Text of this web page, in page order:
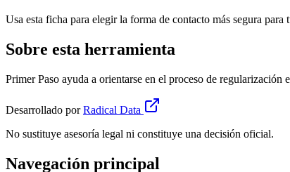
Usa esta ficha para elegir la forma de contacto más segura para
Sobre esta herramienta
Primer Paso ayuda a orientarse en el proceso de
Desarrollado porRadical Data
No sustituye asesoría legal ni constituye una decisión oficial.
Navegación principal